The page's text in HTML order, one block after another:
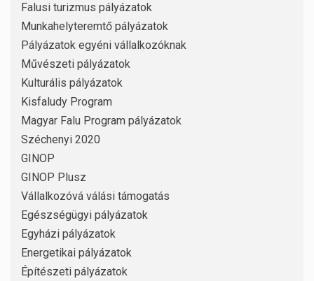
Falusi turizmus pályázatok
Munkahelyteremtő pályázatok
Pályázatok egyéni vállalkozóknak
Művészeti pályázatok
Kulturális pályázatok
Kisfaludy Program
Magyar Falu Program pályázatok
Széchenyi 2020
GINOP
GINOP Plusz
Vállalkozóvá válási támogatás
Egészségügyi pályázatok
Egyházi pályázatok
Energetikai pályázatok
Építészeti pályázatok